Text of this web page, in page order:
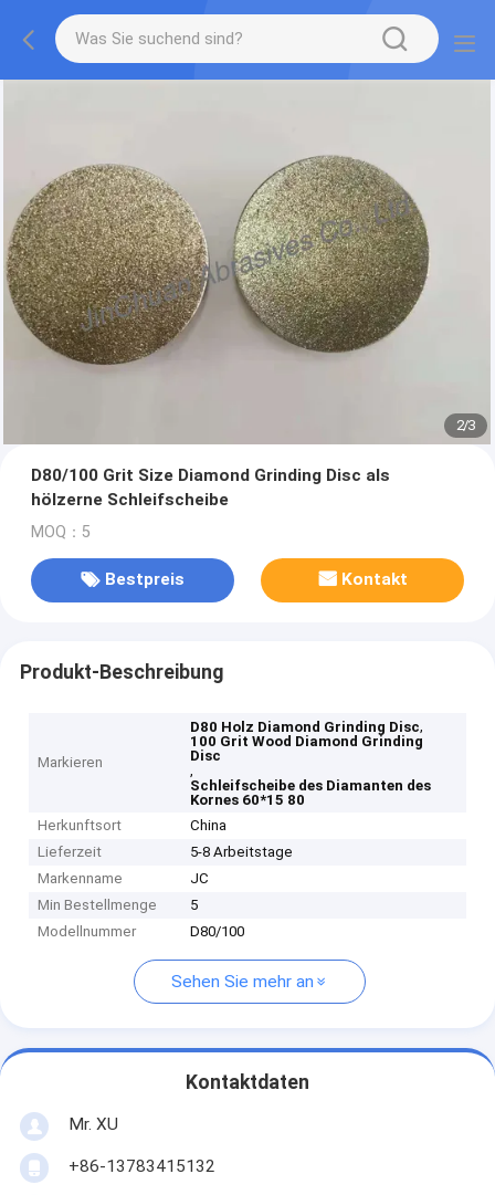
2/3
D80/100 Grit Size Diamond Grinding Disc als
hölzerne Schleifscheibe
MOQ：5
Bestpreis Kontakt
Produkt-Beschreibung
Markieren
D80 Holz Diamond Grinding Disc,
100 Grit Wood Diamond Grinding
Disc
,
Schleifscheibe des Diamanten des
Kornes 60*15 80
Herkunftsort
China
Lieferzeit
5-8 Arbeitstage
Markenname
JC
Min Bestellmenge
5
Modellnummer
D80/100
Sehen Sie mehr an
Kontaktdaten
Mr. XU
+86-13783415132